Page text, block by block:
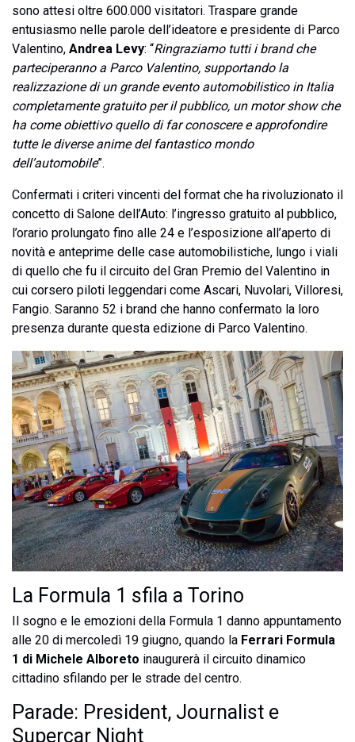
sono attesi oltre 600.000 visitatori. Traspare grande
entusiasmo nelle parole dell’ideatore e presidente di Parco
Valentino, Andrea Levy: “Ringraziamo tutti i brand che
parteciperanno a Parco Valentino, supportando la
realizzazione di un grande evento automobilistico in Italia
completamente gratuito per il pubblico, un motor show che
ha come obiettivo quello di far conoscere e approfondire
tutte le diverse anime del fantastico mondo
dell’automobile”.
Confermati i criteri vincenti del format che ha rivoluzionato il
concetto di Salone dell’Auto: l’ingresso gratuito al pubblico,
l’orario prolungato fino alle 24 e l’esposizione all’aperto di
novità e anteprime delle case automobilistiche, lungo i viali
di quello che fu il circuito del Gran Premio del Valentino in
cui corsero piloti leggendari come Ascari, Nuvolari, Villoresi,
Fangio. Saranno 52 i brand che hanno confermato la loro
presenza durante questa edizione di Parco Valentino.
La Formula 1 sfila a Torino
Il sogno e le emozioni della Formula 1 danno appuntamento
alle 20 di mercoledì 19 giugno, quando la Ferrari Formula
1 di Michele Alboreto inaugurerà il circuito dinamico
cittadino sfilando per le strade del centro.
Parade: President, Journalist e
Supercar Night